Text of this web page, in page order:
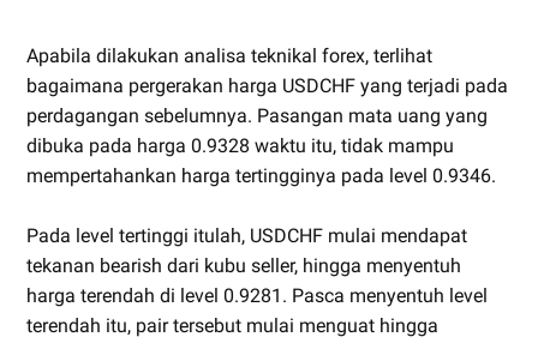
Apabila dilakukan analisa teknikal forex, terlihat
bagaimana pergerakan harga USDCHF yang terjadi pada
perdagangan sebelumnya. Pasangan mata uang yang
dibuka pada harga 0.9328 waktu itu, tidak mampu
mempertahankan harga tertingginya pada level 0.9346.
Pada level tertinggi itulah, USDCHF mulai mendapat
tekanan bearish dari kubu seller, hingga menyentuh
harga terendah di level 0.9281. Pasca menyentuh level
terendah itu, pair tersebut mulai menguat hingga